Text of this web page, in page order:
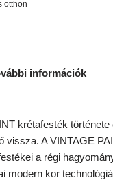
otthon
információk
krétafesték
vissza. A VINTAGE
a régi
modern kor